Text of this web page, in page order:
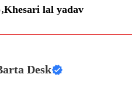
,Khesari lal yadav
Desk